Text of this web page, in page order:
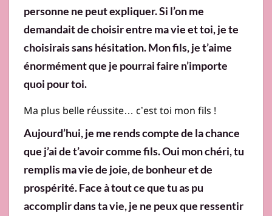
personne ne peut expliquer. Si l’on me
demandait de choisir entre ma vie et toi, je te
choisirais sans hésitation. Mon fils, je t’aime
énormément que je pourrai faire n’importe
quoi pour toi.
Ma plus belle réussite… c’est toi mon fils !
Aujourd’hui, je me rends compte de la chance
que j’ai de t’avoir comme fils. Oui mon chéri, tu
remplis ma vie de joie, de bonheur et de
prospérité. Face à tout ce que tu as pu
accomplir dans ta vie, je ne peux que ressentir